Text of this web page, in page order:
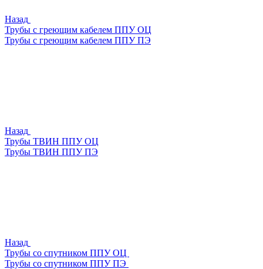
Назад
Трубы с греющим кабелем ППУ ОЦ
Трубы с греющим кабелем ППУ ПЭ
Назад
Трубы ТВИН ППУ ОЦ
Трубы ТВИН ППУ ПЭ
Назад
Трубы со спутником ППУ ОЦ
Трубы со спутником ППУ ПЭ